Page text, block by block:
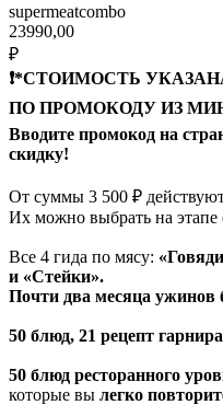
supermeatcombo
23990,00
₽
❗️*СТОИМОСТЬ
ПО ПРОМОКОДУ ИЗ
Вводите промокод на
скидку!
От суммы 3 500 ₽
Их можно выбрать на этапе
Все 4 гида по мясу:
и «Стейки».
Почти два месяца ужинов
50 блюд, 21 рецепт
50 блюд ресторанного
которые вы легко